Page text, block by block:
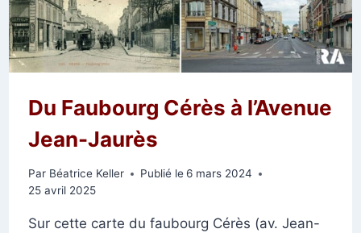
Du Faubourg Cérès à l’Avenue
Jean-Jaurès
Par Béatrice Keller Publié le 6 mars 2024
25 avril 2025
Sur cette carte du faubourg Cérès (av. Jean-